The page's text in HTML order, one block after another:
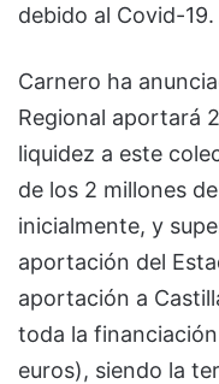
debido al Covid-19.
Carnero ha
Regional aportará
liquidez a este
de los 2 millones
inicialmente, y
aportación del
aportación a
toda la
euros), siendo la